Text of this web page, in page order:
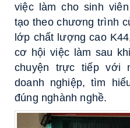
việc làm cho sinh
tạo theo chương trình
lớp chất lượng cao
cơ hội việc làm sau
chuyện trực tiếp với
doanh nghiệp, tìm
đúng nghành nghề.